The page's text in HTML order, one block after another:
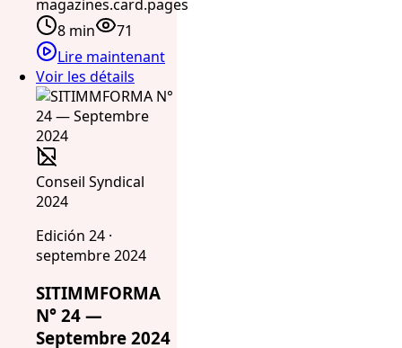
magazines.card.pages
8 min
71
Lire maintenant
Voir les détails
Conseil Syndical
2024
Edición 24 ·
septembre 2024
SITIMMFORMA
N° 24 —
Septembre 2024